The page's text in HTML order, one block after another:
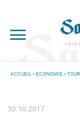
ACCUEIL >ECONOMIE>
30.10.2017